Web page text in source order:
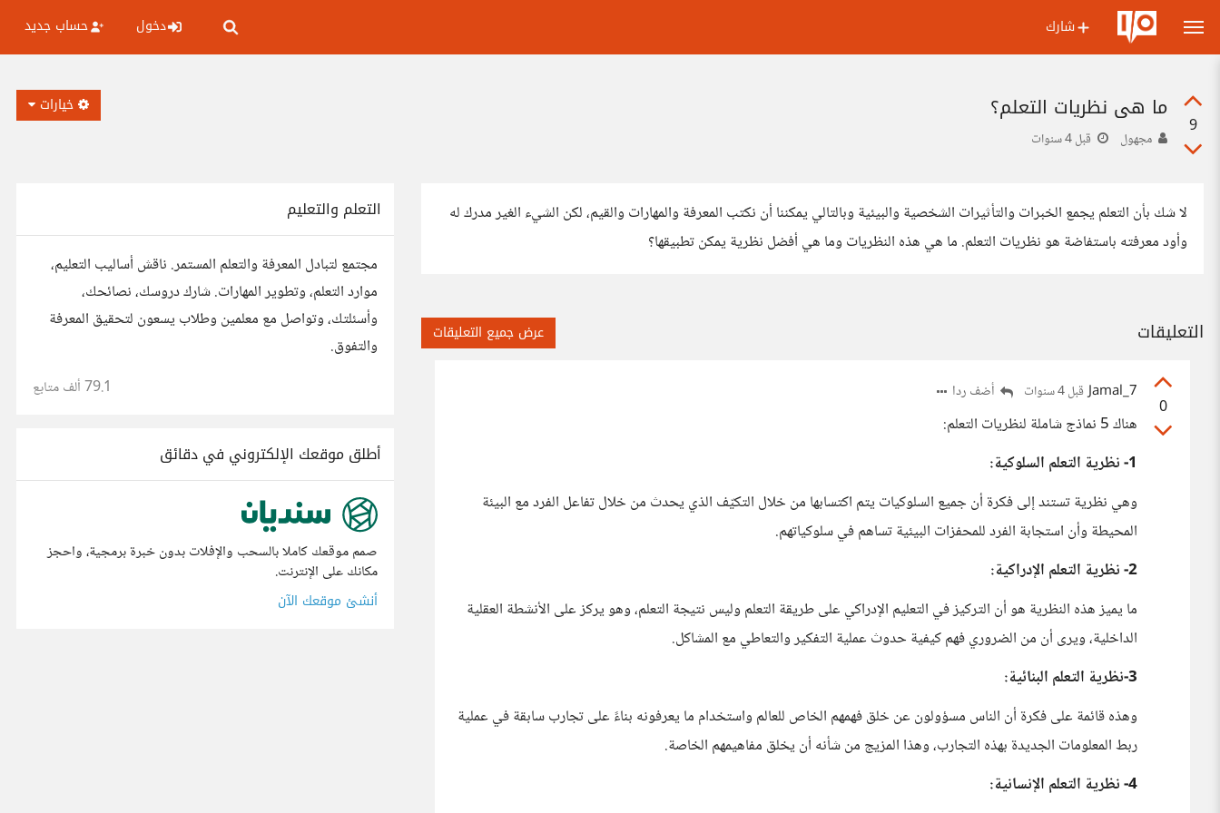
شارك دخول حساب جديد
9
ما هي نظريات التعلم؟
مجهول قبل 4 سنوات
خيارات
لا شك بأن التعلم يجمع الخبرات والتأثيرات الشخصية والبيئية وبالتالي يمكننا أن نكتب المعرفة والمهارات والقيم، لكن الشيء الغير مدرك له
وأود معرفته باستفاضة هو نظريات التعلم. ما هي هذه النظريات وما هي أفضل نظرية يمكن تطبيقها؟
التعليقات عرض جميع التعليقات
0
Jamal_7 قبل 4 سنوات أضف ردا
هناك 5 نماذج شاملة لنظريات التعلم:
1- نظرية التعلم السلوكية:
وهي نظرية تستند إلى فكرة أن جميع السلوكيات يتم اكتسابها من خلال التكيّف الذي يحدث من خلال تفاعل الفرد مع البيئة
المحيطة وأن استجابة الفرد للمحفزات البيئية تساهم في سلوكياتهم.
2- نظرية التعلم الإدراكية:
ما يميز هذه النظرية هو أن التركيز في التعليم الإدراكي على طريقة التعلم وليس نتيجة التعلم، وهو يركز على الأنشطة العقلية
الداخلية، ويرى أن من الضروري فهم كيفية حدوث عملية التفكير والتعاطي مع المشاكل.
3-نظرية التعلم البنائية:
وهذه قائمة على فكرة أن الناس مسؤولون عن خلق فهمهم الخاص للعالم واستخدام ما يعرفونه بناءً على تجارب سابقة في عملية
ربط المعلومات الجديدة بهذه التجارب، وهذا المزيج من شأنه أن يخلق مفاهيمهم الخاصة.
4- نظرية التعلم الإنسانية:
التعلم والتعليم
مجتمع لتبادل المعرفة والتعلم المستمر. ناقش أساليب التعليم،
موارد التعلم، وتطوير المهارات. شارك دروسك، نصائحك،
وأسئلتك، وتواصل مع معلمين وطلاب يسعون لتحقيق المعرفة
والتفوق.
79.1 ألف متابع
أطلق موقعك الإلكتروني في دقائق
صمم موقعك كاملا بالسحب والإفلات بدون خبرة برمجية، واحجز
مكانك على الإنترنت.
أنشئ موقعك الآن